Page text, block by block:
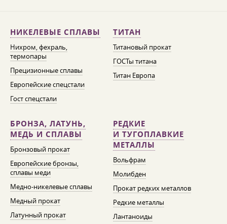
НИКЕЛЕВЫЕ СПЛАВЫ
Нихром, фехраль,
термопары
Прецизионные сплавы
Европейские спецстали
Гост спецстали
ТИТАН
Титановый прокат
ГОСТы титана
Титан Европа
БРОНЗА, ЛАТУНЬ,
МЕДЬ И СПЛАВЫ
Бронзовый прокат
Европейские бронзы,
сплавы меди
Медно-никелевые сплавы
Медный прокат
Латунный прокат
РЕДКИЕ
И ТУГОПЛАВКИЕ
МЕТАЛЛЫ
Вольфрам
Молибден
Прокат редких металлов
Редкие металлы
Лантаноиды